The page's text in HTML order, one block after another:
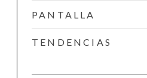
PANTALLA
TENDENCIAS